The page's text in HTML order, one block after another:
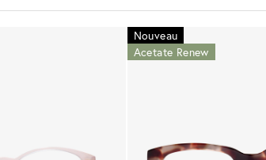
Nouveau
Acetate Renew